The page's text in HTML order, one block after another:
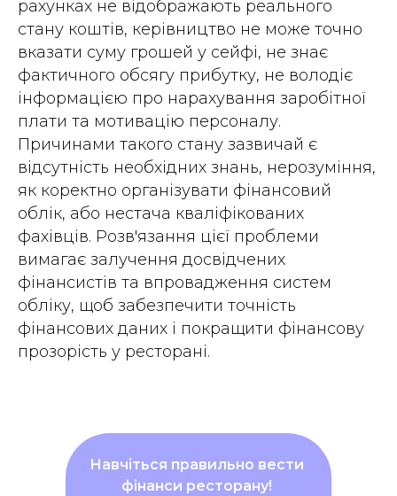
рахунках не відображають реального
стану коштів, керівництво не може точно
вказати суму грошей у сейфі, не знає
фактичного обсягу прибутку, не володіє
інформацією про нарахування заробітної
плати та мотивацію персоналу.
Причинами такого стану зазвичай є
відсутність необхідних знань, нерозуміння,
як коректно організувати фінансовий
облік, або нестача кваліфікованих
фахівців. Розв'язання цієї проблеми
вимагає залучення досвідчених
фінансистів та впровадження систем
обліку, щоб забезпечити точність
фінансових даних і покращити фінансову
прозорість у ресторані.
Навчіться правильно вести
фінанси ресторану!